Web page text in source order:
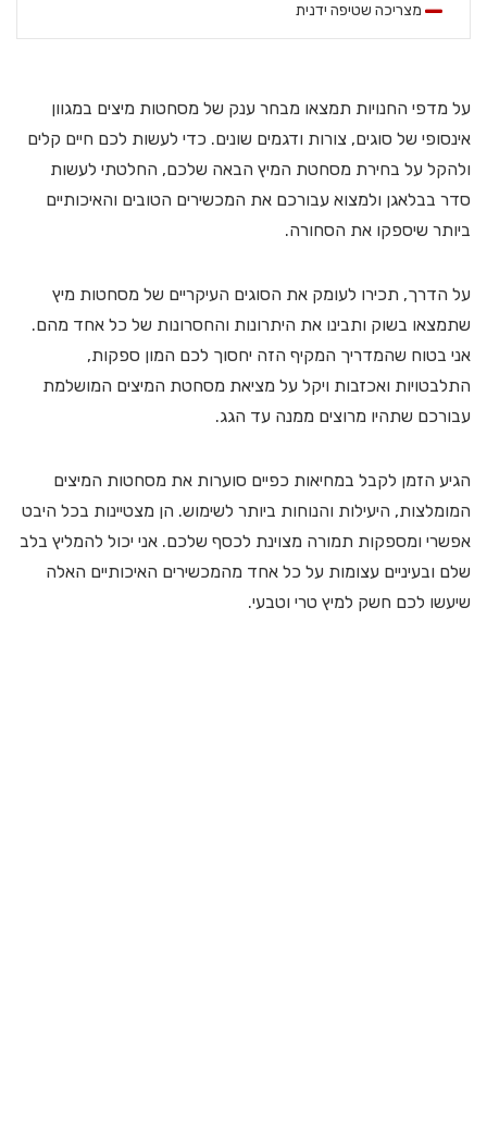
מצריכה שטיפה ידנית
על מדפי החנויות תמצאו מבחר ענק של מסחטות מיצים במגוון
אינסופי של סוגים, צורות ודגמים שונים. כדי לעשות לכם חיים קלים
ולהקל על בחירת מסחטת המיץ הבאה שלכם, החלטתי לעשות
סדר בבלאגן ולמצוא עבורכם את המכשירים הטובים והאיכותיים
ביותר שיספקו את הסחורה.
על הדרך, תכירו לעומק את הסוגים העיקריים של מסחטות מיץ
שתמצאו בשוק ותבינו את היתרונות והחסרונות של כל אחד מהם.
אני בטוח שהמדריך המקיף הזה יחסוך לכם המון ספקות,
התלבטויות ואכזבות ויקל על מציאת מסחטת המיצים המושלמת
עבורכם שתהיו מרוצים ממנה עד הגג.
הגיע הזמן לקבל במחיאות כפיים סוערות את מסחטות המיצים
המומלצות, היעילות והנוחות ביותר לשימוש. הן מצטיינות בכל היבט
אפשרי ומספקות תמורה מצוינת לכסף שלכם. אני יכול להמליץ בלב
שלם ובעיניים עצומות על כל אחד מהמכשירים האיכותיים האלה
שיעשו לכם חשק למיץ טרי וטבעי.